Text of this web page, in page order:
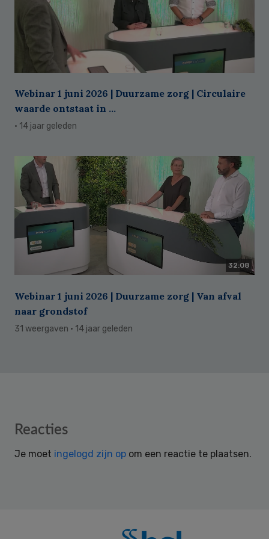
Webinar 1 juni 2026 | Duurzame zorg | Circulaire
waarde ontstaat in ...
· 14 jaar geleden
32:08
Webinar 1 juni 2026 | Duurzame zorg | Van afval
naar grondstof
31 weergaven · 14 jaar geleden
Reader
Reacties
Je moet ingelogd zijn op om een reactie te plaatsen.